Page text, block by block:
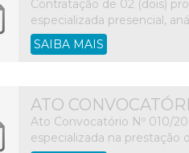
Contratação de 02 (dois)
especializada presencial,
SAIBA MAIS
ATO
Ato Convocatório Nº 010/
especializada na prestação